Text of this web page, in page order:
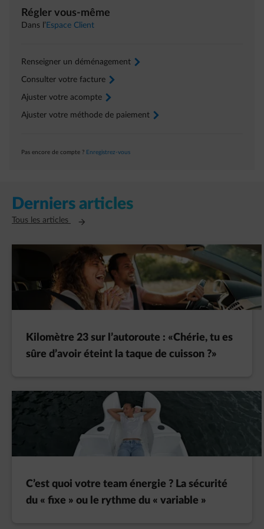
Régler vous-même
Dans l’ Espace Client
Renseigner un déménagement arrow-right
Consulter votre facture arrow-right
Ajuster votre acompte arrow-right
Ajuster votre méthode de paiement arrow-right
Pas encore de compte ? Enregistrez-vous
Derniers articles
Tous les articles Ouvre un nouvel onglet
Kilomètre 23 sur l’autoroute : «Chérie, tu es
sûre d’avoir éteint la taque de cuisson ?»
C’est quoi votre team énergie ? La sécurité
du « fixe » ou le rythme du « variable »